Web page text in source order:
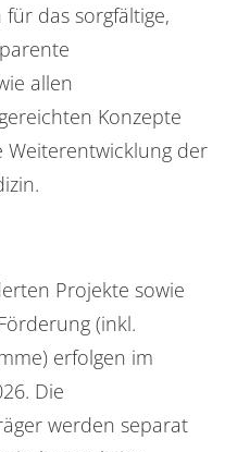
das sorgfältige,
allen
Konzepte
Weiterentwicklung der
Projekte sowie
(inkl.
erfolgen im
Die
werden separat